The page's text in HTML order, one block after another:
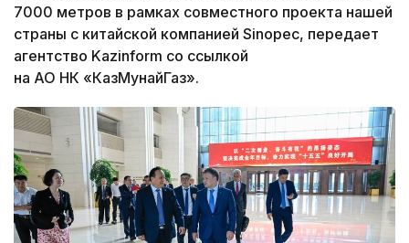
7000 метров в рамках совместного проекта нашей
страны с китайской компанией Sinopec, передает
агентство Kazinform со ссылкой
на АО НК «КазМунайГаз».